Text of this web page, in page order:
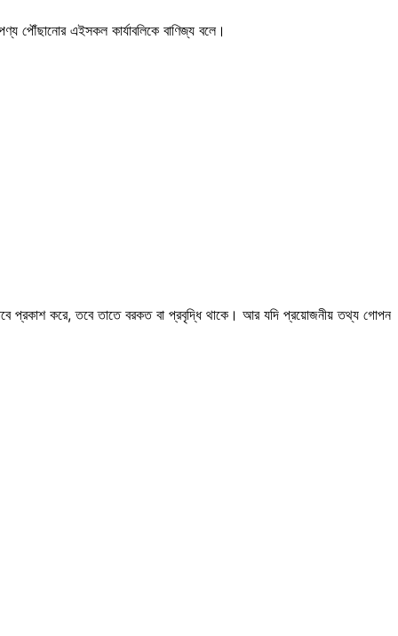
পৌঁছানোর এইসকল কার্যাবলিকে বাণিজ্য বলে।
প্রকাশ করে, তবে তাতে বরকত বা প্রবৃদ্ধি থাকে। আর যদি প্রয়োজনীয় তথ্য গোপন